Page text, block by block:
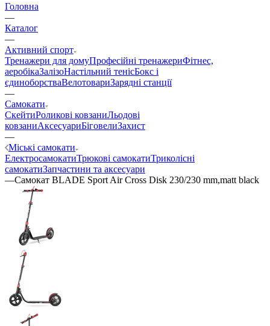
Головна
—
Каталог
—
Активний спорт
Тренажери для домуПрофесійні тренажериФітнес,
аеробікаЗалізоНастільний тенісБокс і
єдиноборстваВелотовариЗарядні станції
—
Самокати
СкейтиРоликові ковзаниЛьодові
ковзаниАксесуариБіговелиЗахист
—
Міські самокати
ЕлектросамокатиТрюкові самокатиТриколісні
самокатиЗапчастини та аксесуари
—Самокат BLADE Sport Air Cross Disk 230/230 mm,matt black